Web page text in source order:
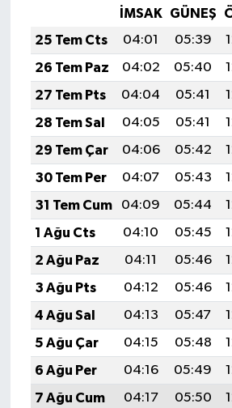
İMSAK GÜNEŞ
25 Tem Cts
04:01 05:39
26 Tem Paz
04:02 05:40
27 Tem Pts
04:04 05:41
28 Tem Sal
04:05 05:41
29 Tem Çar
04:06 05:42
30 Tem Per
04:07 05:43
31 Tem Cum
04:09 05:44
1 Ağu Cts
04:10 05:45
2 Ağu Paz
04:11 05:46
3 Ağu Pts
04:12 05:46
4 Ağu Sal
04:13 05:47
5 Ağu Çar
04:15 05:48
6 Ağu Per
04:16 05:49
7 Ağu Cum
04:17 05:50